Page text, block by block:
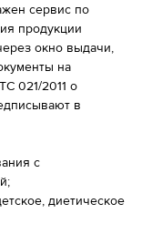
сервис по
продукции
окно выдачи,
на
021/2011 о
в
с
диетическое